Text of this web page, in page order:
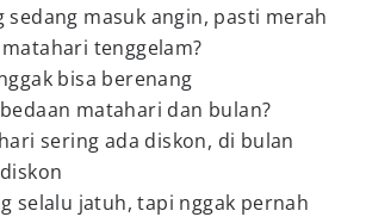
sedang masuk angin, pasti merah
tenggelam?
bisa berenang
matahari dan bulan?
sering ada diskon, di bulan
selalu jatuh, tapi nggak pernah